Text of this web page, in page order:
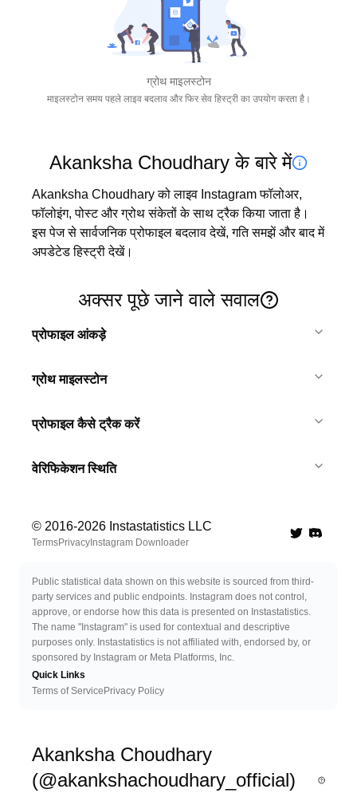
ग्रोथ माइलस्टोन
माइलस्टोन समय पहले लाइव बदलाव और फिर सेव हिस्ट्री का उपयोग करता है।
Akanksha Choudhary के बारे में
Akanksha Choudhary को लाइव Instagram फॉलोअर,
फॉलोइंग, पोस्ट और ग्रोथ संकेतों के साथ ट्रैक किया जाता है।
इस पेज से सार्वजनिक प्रोफाइल बदलाव देखें, गति समझें और बाद में
अपडेटेड हिस्ट्री देखें।
अक्सर पूछे जाने वाले सवाल
प्रोफाइल आंकड़े
ग्रोथ माइलस्टोन
प्रोफाइल कैसे ट्रैक करें
वेरिफिकेशन स्थिति
© 2016-2026 Instastatistics LLC
TermsPrivacy Instagram Downloader TwitterDiscord
Public statistical data shown on this website is sourced from third-
party services and public endpoints. Instagram does not control,
approve, or endorse how this data is presented on Instastatistics.
The name "Instagram" is used for contextual and descriptive
purposes only. Instastatistics is not affiliated with, endorsed by, or
sponsored by Instagram or Meta Platforms, Inc.
Quick Links
Terms of Service Privacy Policy
Akanksha Choudhary
(@akankshachoudhary_official)